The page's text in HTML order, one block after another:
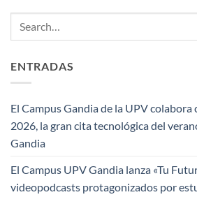
ENTRADAS
El Campus Gandia de la UPV
2026, la gran cita tecnológica del
Gandia
El Campus UPV Gandia lanza «Tu
videopodcasts protagonizados por